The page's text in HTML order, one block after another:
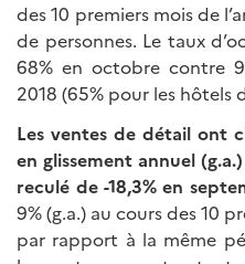
des 10 premiers mois de
de personnes. Le taux
68% en octobre contre
2018 (65% pour les hôtels
Les ventes de détail ont
en glissement annuel
reculé de -18,3% en
9% (g.a.) au cours des 10
par rapport à la même